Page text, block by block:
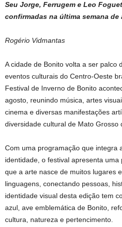
at
A
p
p
c
b
o
o
k
p
n
k
t
Seu Jorge, Ferrugem e Leo
confirmadas na última semana de
Rogério Vidmantas
A cidade de Bonito volta a ser palco
eventos culturais do Centro-Oeste
Festival de Inverno de Bonito
agosto, reunindo música, artes
cinema e diversas manifestações
diversidade cultural de Mato Grosso
Com uma programação que integra
identidade, o festival apresenta
que a arte nasce de muitos lugares
linguagens, conectando pessoas,
identidade visual desta edição tem
azul, ave emblemática de Bonito,
cultura, natureza e pertencimento.